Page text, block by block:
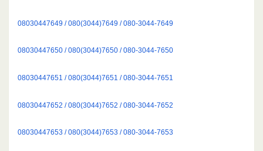
08030447649 / 080(3044)7649 / 080-3044-7649
08030447650 / 080(3044)7650 / 080-3044-7650
08030447651 / 080(3044)7651 / 080-3044-7651
08030447652 / 080(3044)7652 / 080-3044-7652
08030447653 / 080(3044)7653 / 080-3044-7653